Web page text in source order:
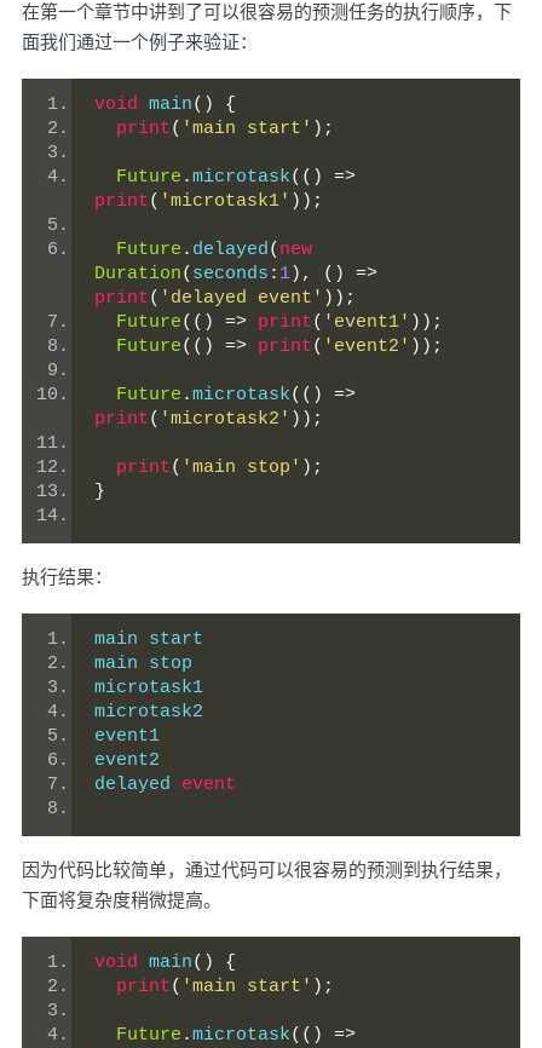
在第一个章节中讲到了可以很容易的预测任务的执行顺序，下
面我们通过一个例子来验证：
void main()
{
print( 'main start' );
Future .microtask(()
=>
print( 'microtask1' ));
Future . delayed( new
Duration( seconds : 1), ()
=>
print( 'delayed event' ));
Future(() => print( 'event1' ));
Future(() => print( 'event2' ));
Future .microtask(()
=>
print( 'microtask2' ));
print( 'main stop' );
}
执行结果：
main start
main stop
microtask1
microtask2
event1
event2
delayed event
因为代码比较简单，通过代码可以很容易的预测到执行结果，
下面将复杂度稍微提高。
void main()
{
print( 'main start' );
Future .microtask(()
=>